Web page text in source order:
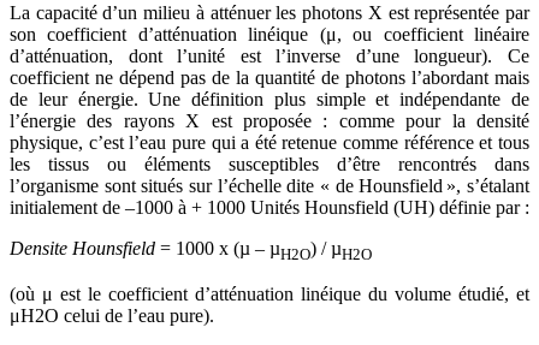
La capacité d’un milieu à atténuer les photons X est représentée par
son coefficient d’atténuation linéique (μ, ou coefficient linéaire
d’atténuation, dont l’unité est l’inverse d’une longueur). Ce
coefficient ne dépend pas de la quantité de photons l’abordant mais
de leur énergie. Une définition plus simple et indépendante de
l’énergie des rayons X est proposée : comme pour la densité
physique, c’est l’eau pure qui a été retenue comme référence et tous
les tissus ou éléments susceptibles d’être rencontrés dans
l’organisme sont situés sur l’échelle dite « de Hounsfield », s’étalant
initialement de –1000 à + 1000 Unités Hounsfield (UH) définie par :
Densite Hounsfield = 1000 x (µ – µH2O) / µH2O
(où μ est le coefficient d’atténuation linéique du volume étudié, et
μH2O celui de l’eau pure).